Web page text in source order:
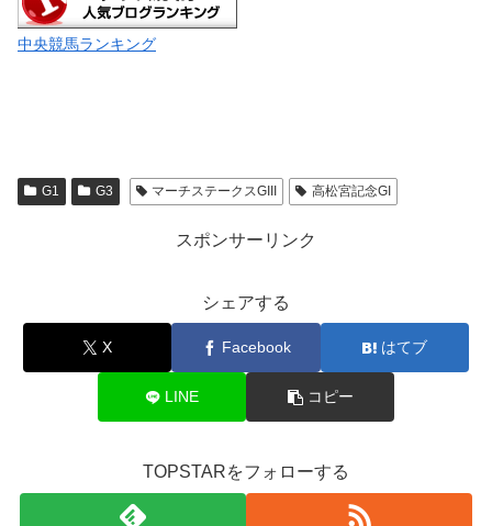
中央競馬ランキング
G1 G3 マーチステークスGIII 高松宮記念GI
スポンサーリンク
シェアする
X Facebook はてブ
LINE コピー
TOPSTARをフォローする